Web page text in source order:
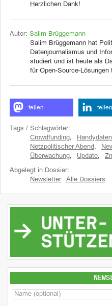
Herzlichen Dank!
Autor: Salim Brüggemann
Salim Brüggemann hat
Datenjournalismus und
studiert und ist heute als
für Open-Source-Lösungen
teilen teilen
Tags / Schlagwörter:
Crowdfunding, Handydaten
Netzpolitischer Abend,
Überwachung, Update,
Abgelegt in Dossier:
Newsletter
Alle Dossiers